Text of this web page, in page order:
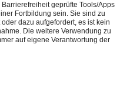
geprüfte Tools/Apps
Fortbildung sein. Sie sind zu
dazu aufgefordert, es ist kein
Die weitere Verwendung zu
auf eigene Verantwortung der